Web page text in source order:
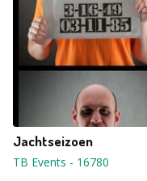
Jachtseizoen
TB Events - 16780